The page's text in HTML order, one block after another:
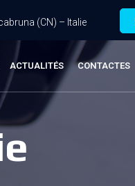
(CN) – Italie
ACTUALITÉS CONTACTES